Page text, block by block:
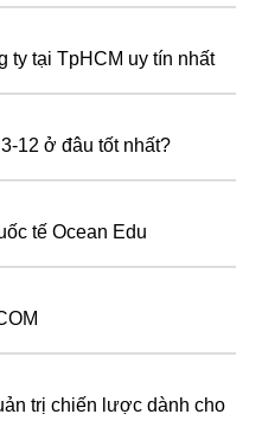
ty tại TpHCM uy tín nhất
12 ở đâu tốt nhất?
tế Ocean Edu
trị chiến lược dành cho